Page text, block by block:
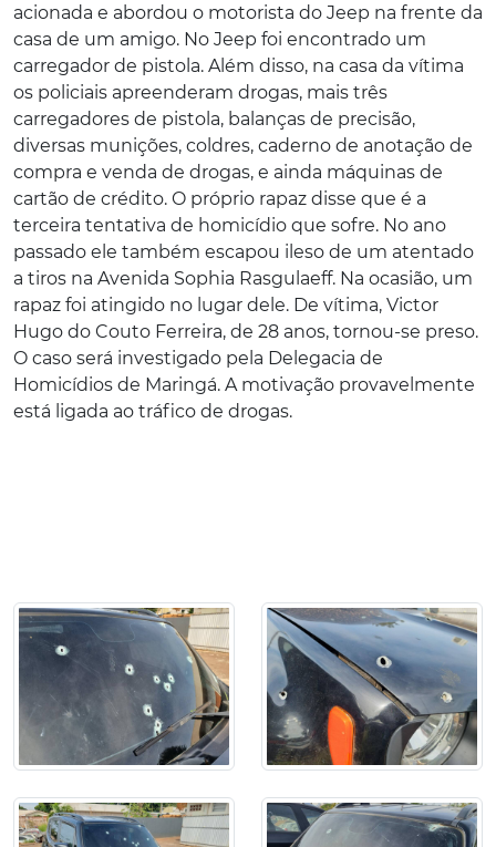
acionada e abordou o motorista do Jeep na frente da
casa de um amigo. No Jeep foi encontrado um
carregador de pistola. Além disso, na casa da vítima
os policiais apreenderam drogas, mais três
carregadores de pistola, balanças de precisão,
diversas munições, coldres, caderno de anotação de
compra e venda de drogas, e ainda máquinas de
cartão de crédito. O próprio rapaz disse que é a
terceira tentativa de homicídio que sofre. No ano
passado ele também escapou ileso de um atentado
a tiros na Avenida Sophia Rasgulaeff. Na ocasião, um
rapaz foi atingido no lugar dele. De vítima, Victor
Hugo do Couto Ferreira, de 28 anos, tornou-se preso.
O caso será investigado pela Delegacia de
Homicídios de Maringá. A motivação provavelmente
está ligada ao tráfico de drogas.